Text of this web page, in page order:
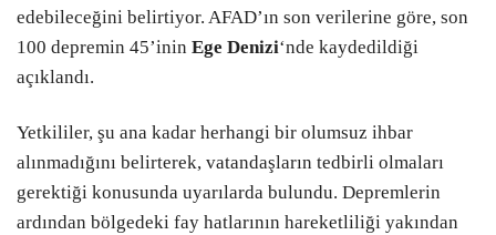
edebileceğini belirtiyor. AFAD’ın son verilerine göre, son
100 depremin 45’inin Ege Denizi‘nde kaydedildiği
açıklandı.
Yetkililer, şu ana kadar herhangi bir olumsuz ihbar
alınmadığını belirterek, vatandaşların tedbirli olmaları
gerektiği konusunda uyarılarda bulundu. Depremlerin
ardından bölgedeki fay hatlarının hareketliliği yakından